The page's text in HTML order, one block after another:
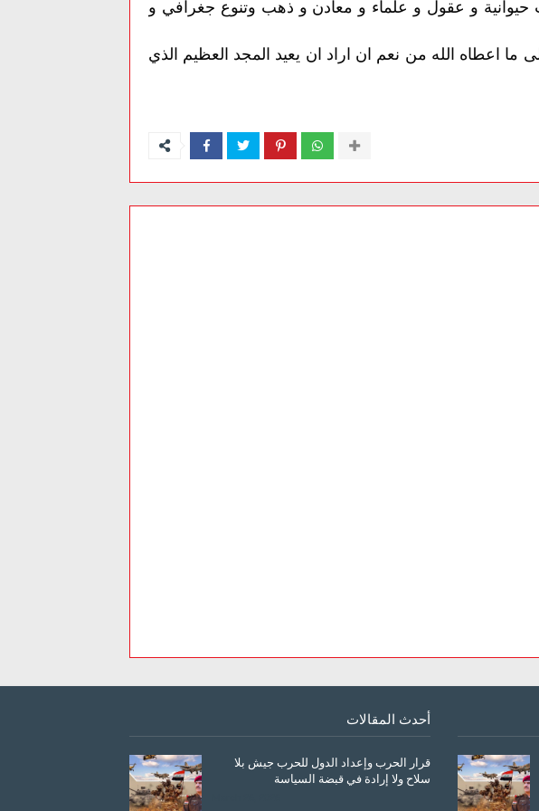
حيوانية و عقول و علماء و معادن و ذهب وتنوع جغرافي و
ما اعطاه الله من نعم ان اراد ان يعيد المجد العظيم الذي
أحدث المقالات
قرار الحرب وإعداد الدول للحرب جيش بلا
سلاح ولا إرادة في قبضة السياسة